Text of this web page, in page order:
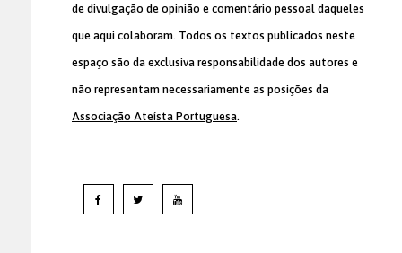
de divulgação de opinião e comentário pessoal daqueles
que aqui colaboram. Todos os textos publicados neste
espaço são da exclusiva responsabilidade dos autores e
não representam necessariamente as posições da
Associação Ateísta Portuguesa.